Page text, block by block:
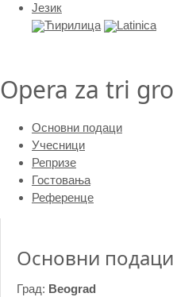
Језик
Ћирилица
Latinica
Opera za tri
Основни подаци
Учесници
Репризе
Гостовања
Референце
Основни подаци
Град: Beograd